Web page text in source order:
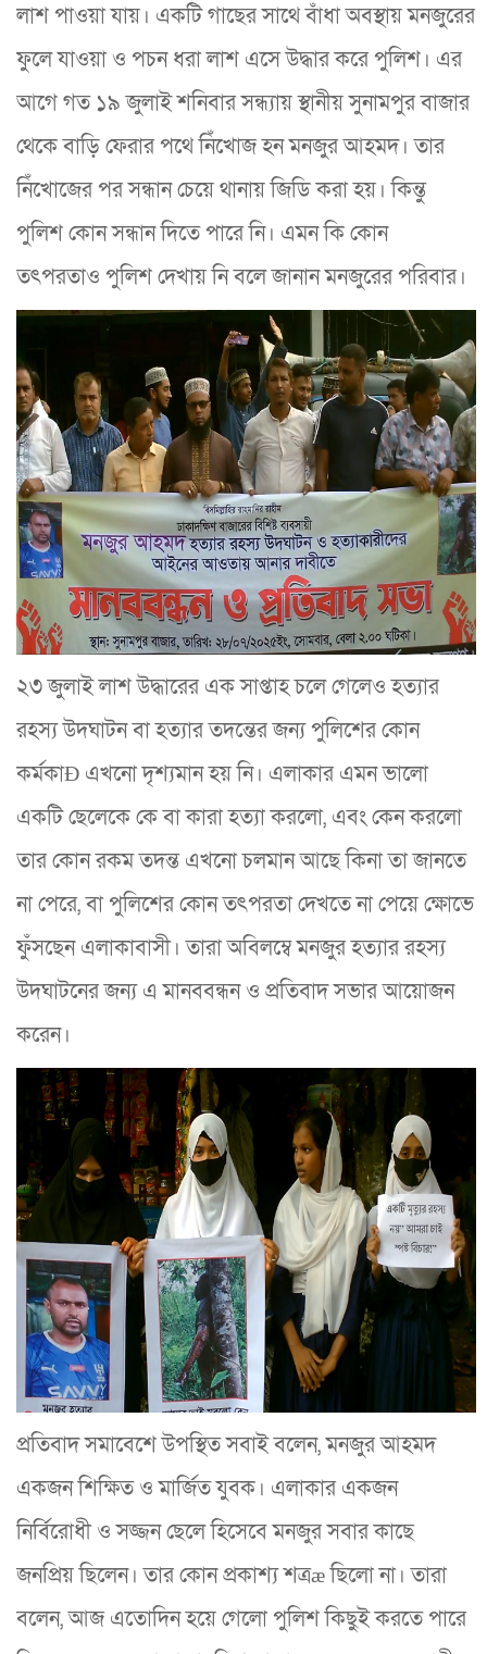
লাশ পাওয়া যায়। একটি গাছের সাথে বাঁধা অবস্থায় মনজুরের
ফুলে যাওয়া ও পচন ধরা লাশ এসে উদ্ধার করে পুলিশ। এর
আগে গত ১৯ জুলাই শনিবার সন্ধ্যায় স্থানীয় সুনামপুর বাজার
থেকে বাড়ি ফেরার পথে নিঁখোজ হন মনজুর আহমদ। তার
নিঁখোজের পর সন্ধান চেয়ে থানায় জিডি করা হয়। কিন্তু
পুলিশ কোন সন্ধান দিতে পারে নি। এমন কি কোন
তৎপরতাও পুলিশ দেখায় নি বলে জানান মনজুরের পরিবার।
২৩ জুলাই লাশ উদ্ধারের এক সাপ্তাহ চলে গেলেও হত্যার
রহস্য উদঘাটন বা হত্যার তদন্তের জন্য পুলিশের কোন
কর্মকাÐ এখনো দৃশ্যমান হয় নি। এলাকার এমন ভালো
একটি ছেলেকে কে বা কারা হত্যা করলো, এবং কেন করলো
তার কোন রকম তদন্ত এখনো চলমান আছে কিনা তা জানতে
না পেরে, বা পুলিশের কোন তৎপরতা দেখতে না পেয়ে ক্ষোভে
ফুঁসছেন এলাকাবাসী। তারা অবিলম্বে মনজুর হত্যার রহস্য
উদঘাটনের জন্য এ মানববন্ধন ও প্রতিবাদ সভার আয়োজন
করেন।
প্রতিবাদ সমাবেশে উপস্থিত সবাই বলেন, মনজুর আহমদ
একজন শিক্ষিত ও মার্জিত যুবক। এলাকার একজন
নির্বিরোধী ও সজ্জন ছেলে হিসেবে মনজুর সবার কাছে
জনপ্রিয় ছিলেন। তার কোন প্রকাশ্য শত্রæ ছিলো না। তারা
বলেন, আজ এতোদিন হয়ে গেলো পুলিশ কিছুই করতে পারে